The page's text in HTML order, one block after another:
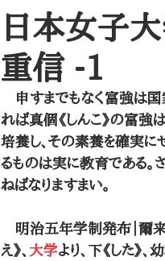
日本女子
重信 -1
申すまでもなく富強は国
れば真個《しんこ》の富強
培養し、その素養を確実に
るものは実に教育である。
ねばなりますまい。
明治五年学制発布｜爾来《
え》、 大学より、下《した》